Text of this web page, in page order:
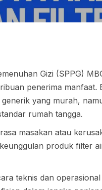
Gizi (SPPG)
penerima manfaat.
yang murah,
rumah tangga.
masakan atau
produk filter
teknis dan